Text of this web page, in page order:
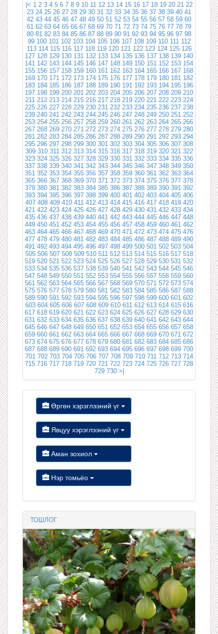
|< 1 2 3 4 5 6 7 8 9 10 11 12 13 14 15 16 17 18 19 20 21 22
23 24 25 26 27 28 29 30 31 32 33 34 35 36 37 38 39 40 41
42 43 44 45 46 47 48 49 50 51 52 53 54 55 56 57 58 59 60
61 62 63 64 65 66 67 68 69 70 71 72 73 74 75 76 77 78 79
80 81 82 83 84 85 86 87 88 89 90 91 92 93 94 95 96 97 98
99 100 101 102 103 104 105 106 107 108 109 110 111 112
113 114 115 116 117 118 119 120 121 122 123 124 125 126
127 128 129 130 131 132 133 134 135 136 137 138 139 140
141 142 143 144 145 146 147 148 149 150 151 152 153 154
155 156 157 158 159 160 161 162 163 164 165 166 167 168
169 170 171 172 173 174 175 176 177 178 179 180 181 182
183 184 185 186 187 188 189 190 191 192 193 194 195 196
197 198 199 200 201 202 203 204 205 206 207 208 209 210
211 212 213 214 215 216 217 218 219 220 221 222 223 224
225 226 227 228 229 230 231 232 233 234 235 236 237 238
239 240 241 242 243 244 245 246 247 248 249 250 251 252
253 254 255 256 257 258 259 260 261 262 263 264 265 266
267 268 269 270 271 272 273 274 275 276 277 278 279 280
281 282 283 284 285 286 287 288 289 290 291 292 293 294
295 296 297 298 299 300 301 302 303 304 305 306 307 308
309 310 311 312 313 314 315 316 317 318 319 320 321 322
323 324 325 326 327 328 329 330 331 332 333 334 335 336
337 338 339 340 341 342 343 344 345 346 347 348 349 350
351 352 353 354 355 356 357 358 359 360 361 362 363 364
365 366 367 368 369 370 371 372 373 374 375 376 377 378
379 380 381 382 383 384 385 386 387 388 389 390 391 392
393 394 395 396 397 398 399 400 401 402 403 404 405 406
407 408 409 410 411 412 413 414 415 416 417 418 419 420
421 422 423 424 425 426 427 428 429 430 431 432 433 434
435 436 437 438 439 440 441 442 443 444 445 446 447 448
449 450 451 452 453 454 455 456 457 458 459 460 461 462
463 464 465 466 467 468 469 470 471 472 473 474 475 476
477 478 479 480 481 482 483 484 485 486 487 488 489 490
491 492 493 494 495 496 497 498 499 500 501 502 503 504
505 506 507 508 509 510 511 512 513 514 515 516 517 518
519 520 521 522 523 524 525 526 527 528 529 530 531 532
533 534 535 536 537 538 539 540 541 542 543 544 545 546
547 548 549 550 551 552 553 554 555 556 557 558 559 560
561 562 563 564 565 566 567 568 569 570 571 572 573 574
575 576 577 578 579 580 581 582 583 584 585 586 587 588
589 590 591 592 593 594 595 596 597 598 599 600 601 602
603 604 605 606 607 608 609 610 611 612 613 614 615 616
617 618 619 620 621 622 623 624 625 626 627 628 629 630
631 632 633 634 635 636 637 638 639 640 641 642 643 644
645 646 647 648 649 650 651 652 653 654 655 656 657 658
659 660 661 662 663 664 665 666 667 668 669 670 671 672
673 674 675 676 677 678 679 680 681 682 683 684 685 686
687 688 689 690 691 692 693 694 695 696 697 698 699 700
701 702 703 704 705 706 707 708 709 710 711 712 713 714
715 716 717 718 719 720 721 722 723 724 725 726 727 728
729 730 >|
Өргөн хэрэглээний үг
Явцуу хэрэглээний үг
Аман зохиол
Нэр томьёо
ТОШЛОГ